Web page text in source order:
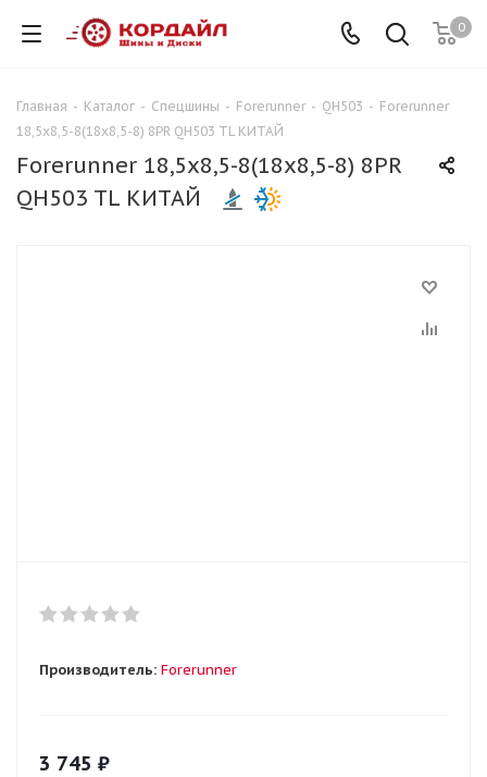
0
Главная - Каталог - Спецшины - Forerunner - QH503 - Forerunner
18,5x8,5-8(18x8,5-8) 8PR QH503 TL КИТАЙ
Forerunner 18,5x8,5-8(18x8,5-8) 8PR
QH503 TL КИТАЙ
Производитель: Forerunner
3 745 ₽